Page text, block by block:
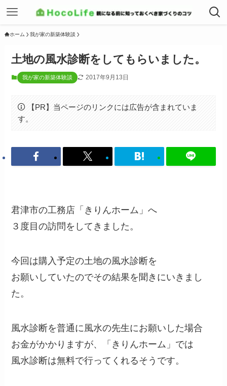
ホーム 我が家の新築体験談
土地の風水診断をしてもらいました。
我が家の新築体験談 2017年9月13日
【PR】当ページのリンクには広告が含まれていま
す。
君津市の工務店「きりんホーム」へ
３度目の訪問をしてきました。
今回は購入予定の土地の風水診断を
お願いしていたのでその結果を聞きにいきまし
た。
風水診断を普通に風水の先生にお願いした場合
お金がかかりますが、「きりんホーム」では
風水診断は無料で行ってくれるそうです。